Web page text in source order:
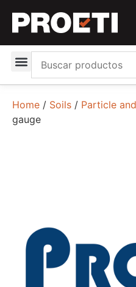
Home / Soils / Particle
gauge